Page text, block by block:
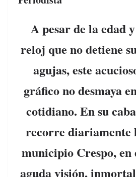
o
k
s tir
A pesar de la edad
reloj que no detiene
agujas, este
gráfico no desmaya
cotidiano. En su
recorre diariamente
municipio Crespo, en
aguda visión,